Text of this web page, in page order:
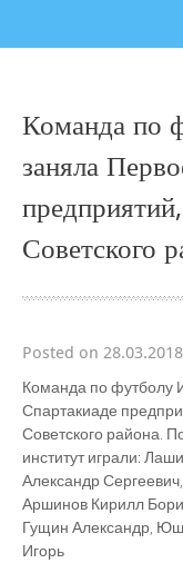
Команда по
заняла
Советского
Posted on 28.03.2018
Команда по футболу
Спартакиаде
Советского района.
институт играли:
Александр
Аршинов Кирилл
Гущин Александр,
Игорь